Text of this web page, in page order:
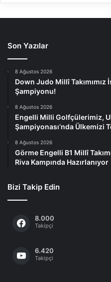
Son Yazılar
8 Ağustos 2026
Down Judo Millî Takımımız
Şampiyonu!
8 Ağustos 2026
Engelli Milli Golfçülerimiz,
Şampiyonası’nda Ülkemizi
8 Ağustos 2026
Görme Engelli B1 Millî
Riva Kampında Hazırlanıyor
Bizi Takip Edin
8.000
Takipçi
6.420
Takipçi